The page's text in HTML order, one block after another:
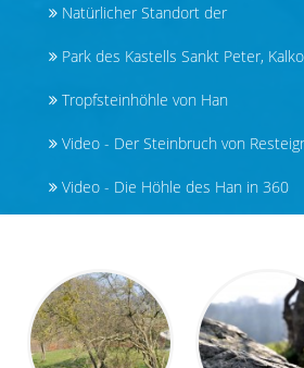
Natürlicher Standort der
Park des Kastells Sankt Peter,
Tropfsteinhöhle von Han
Video - Der Steinbruch von
Video - Die Höhle des Han in 360